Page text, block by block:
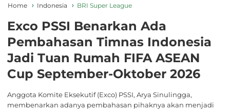
Home Indonesia BRI Super League
Exco PSSI Benarkan Ada
Pembahasan Timnas Indonesia
Jadi Tuan Rumah FIFA ASEAN
Cup September-Oktober 2026
Anggota Komite Eksekutif (Exco) PSSI, Arya Sinulingga,
membenarkan adanya pembahasan pihaknya akan menjadi